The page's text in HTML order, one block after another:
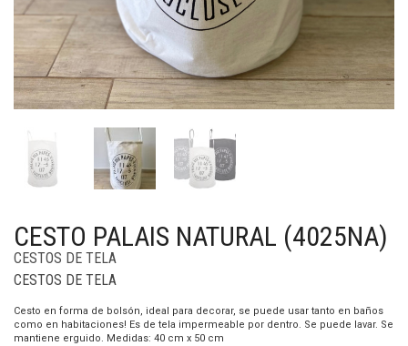
CESTO PALAIS NATURAL (4025NA)
CESTOS DE TELA
CESTOS DE TELA
Cesto en forma de bolsón, ideal para decorar, se puede usar tanto en baños
como en habitaciones! Es de tela impermeable por dentro. Se puede lavar. Se
mantiene erguido. Medidas: 40 cm x 50 cm